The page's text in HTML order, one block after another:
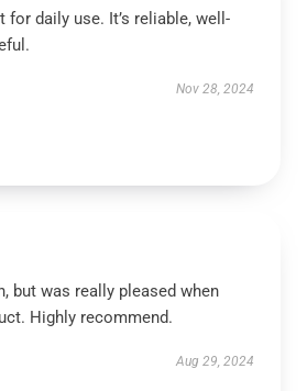
daily use. It’s reliable, well-
Nov 28, 2024
but was really pleased when
Highly recommend.
Aug 29, 2024